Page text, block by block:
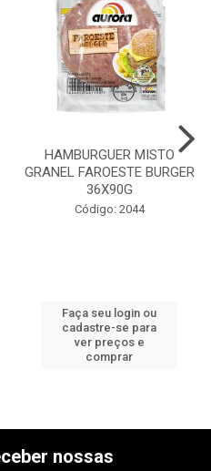
HAMBURGUER MISTO
GRANEL FAROESTE BURGER
36X90G
Código: 2044
Faça seu login ou
cadastre-se para
ver preços e
comprar
nossas